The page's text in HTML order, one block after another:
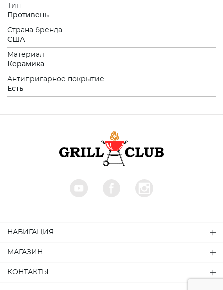
Тип
Противень
Страна бренда
США
Материал
Керамика
Антипригарное покрытие
Есть
НАВИГАЦИЯ
МАГАЗИН
КОНТАКТЫ